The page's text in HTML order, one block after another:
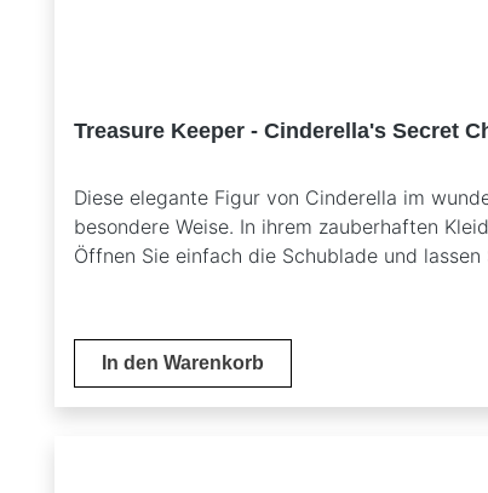
Treasure Keeper - Cinderella's Secret
Diese elegante Figur von Cinderella im
besondere Weise. In ihrem zauberhaften
Öffnen Sie einfach die Schublade und
StilIdeal für Disney-Sammler und
Schmuckstücke zu verwahren.
In den Warenkorb